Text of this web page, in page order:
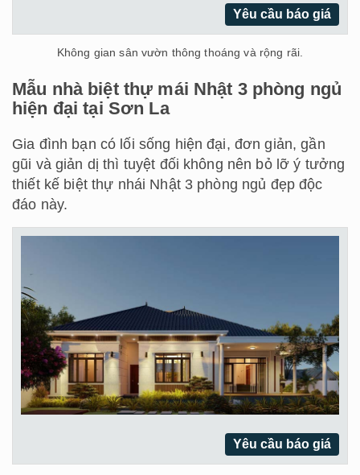
Yêu cầu báo giá
Không gian sân vườn thông thoáng và rộng rãi.
Mẫu nhà biệt thự mái Nhật 3 phòng ngủ
hiện đại tại Sơn La
Gia đình bạn có lối sống hiện đại, đơn giản, gần
gũi và giản dị thì tuyệt đối không nên bỏ lỡ ý tưởng
thiết kế biệt thự nhái Nhật 3 phòng ngủ đẹp độc
đáo này.
Yêu cầu báo giá